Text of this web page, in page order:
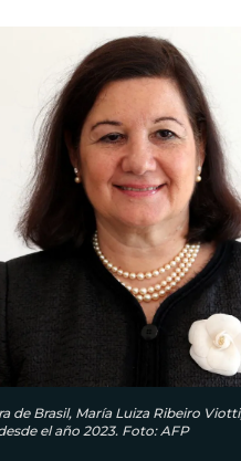
de Brasil, María Luiza Ribeiro
el año 2023. Foto: AFP